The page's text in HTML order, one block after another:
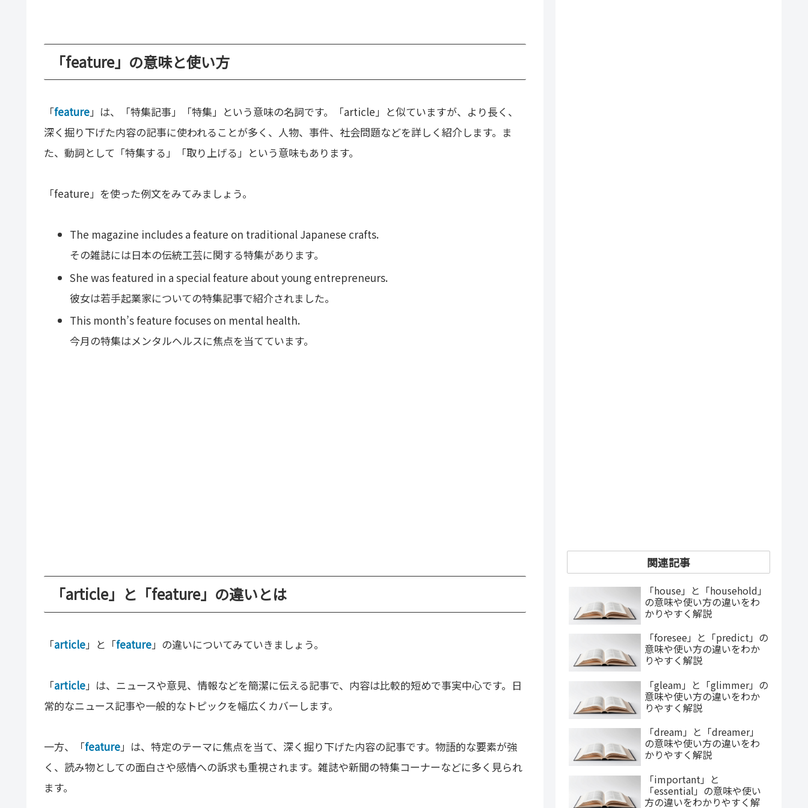
「feature」の意味と使い方
「feature」は、「特集記事」「特集」という意味の名詞です。「article」と似ていますが、より長く、
深く掘り下げた内容の記事に使われることが多く、人物、事件、社会問題などを詳しく紹介します。ま
た、動詞として「特集する」「取り上げる」という意味もあります。
「feature」を使った例文をみてみましょう。
The magazine includes a feature on traditional Japanese crafts.
その雑誌には日本の伝統工芸に関する特集があります。
She was featured in a special feature about young entrepreneurs.
彼女は若手起業家についての特集記事で紹介されました。
This month’s feature focuses on mental health.
今月の特集はメンタルヘルスに焦点を当てています。
「article」と「feature」の違いとは
「article」と「feature」の違いについてみていきましょう。
「article」は、ニュースや意見、情報などを簡潔に伝える記事で、内容は比較的短めで事実中心です。日
常的なニュース記事や一般的なトピックを幅広くカバーします。
一方、「feature」は、特定のテーマに焦点を当て、深く掘り下げた内容の記事です。物語的な要素が強
く、読み物としての面白さや感情への訴求も重視されます。雑誌や新聞の特集コーナーなどに多く見られ
ます。
関連記事
「house」と「household」
の意味や使い方の違いをわ
かりやすく解説
「foresee」と「predict」の
意味や使い方の違いをわか
りやすく解説
「gleam」と「glimmer」の
意味や使い方の違いをわか
りやすく解説
「dream」と「dreamer」
の意味や使い方の違いをわ
かりやすく解説
「important」と
「essential」の意味や使い
方の違いをわかりやすく解